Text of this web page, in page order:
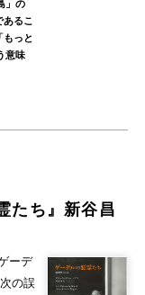
」の
あるこ
っと
意味
たち』新谷昌
ーデ
の誤